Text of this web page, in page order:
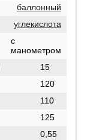
баллонный
углекислота
с
манометром
15
120
110
125
0,55